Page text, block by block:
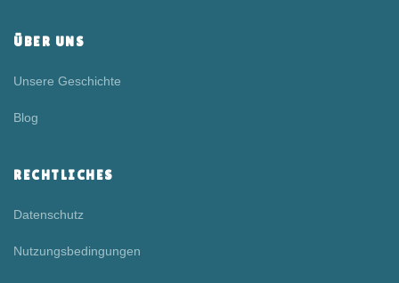
ÜBER UNS
Unsere Geschichte
Blog
RECHTLICHES
Datenschutz
Nutzungsbedingungen